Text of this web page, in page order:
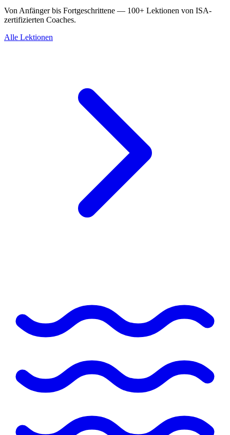
Von Anfänger bis Fortgeschrittene — 100+ Lektionen von ISA-
zertifizierten Coaches.
Alle Lektionen